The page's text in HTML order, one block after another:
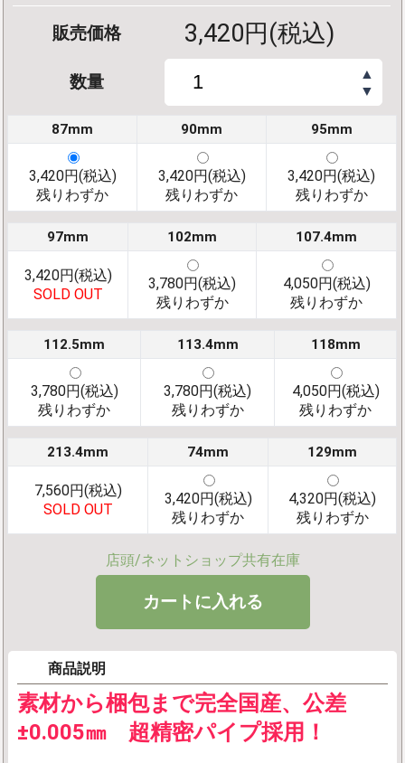
販売価格 3,420円(税込)
数量
▲
▼
87mm 90mm 95mm
3,420円(税込)
残りわずか
3,420円(税込)
残りわずか
3,420円(税込)
残りわずか
97mm 102mm 107.4mm
3,420円(税込)
SOLD OUT
3,780円(税込)
残りわずか
4,050円(税込)
残りわずか
112.5mm 113.4mm 118mm
3,780円(税込)
残りわずか
3,780円(税込)
残りわずか
4,050円(税込)
残りわずか
213.4mm 74mm 129mm
7,560円(税込)
SOLD OUT
3,420円(税込)
残りわずか
4,320円(税込)
残りわずか
店頭/ネットショップ共有在庫
商品説明
素材から梱包まで完全国産、公差
±0.005㎜ 超精密パイプ採用！